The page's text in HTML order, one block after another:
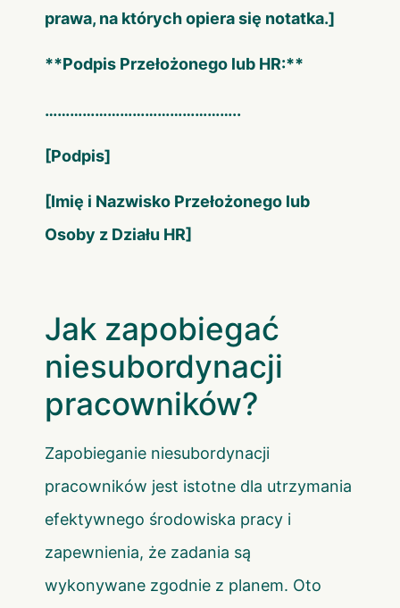
prawa, na których opiera się notatka.]
**Podpis Przełożonego lub HR:**
………………………………………..
[Podpis]
[Imię i Nazwisko Przełożonego lub
Osoby z Działu HR]
Jak zapobiegać
niesubordynacji
pracowników?
Zapobieganie niesubordynacji
pracowników jest istotne dla utrzymania
efektywnego środowiska pracy i
zapewnienia, że zadania są
wykonywane zgodnie z planem. Oto